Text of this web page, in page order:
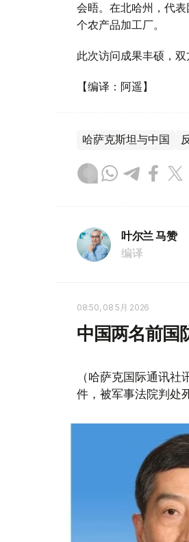
会晤。在北哈州，代
个农产品加工厂。
此次访问成果丰硕，
【编译：阿遥】
哈萨克斯坦与中国
叶尔兰 马赞
编译
08:50, 08 5月 2026
中国两名前国
（哈萨克国际通讯
件，被军事法院判处